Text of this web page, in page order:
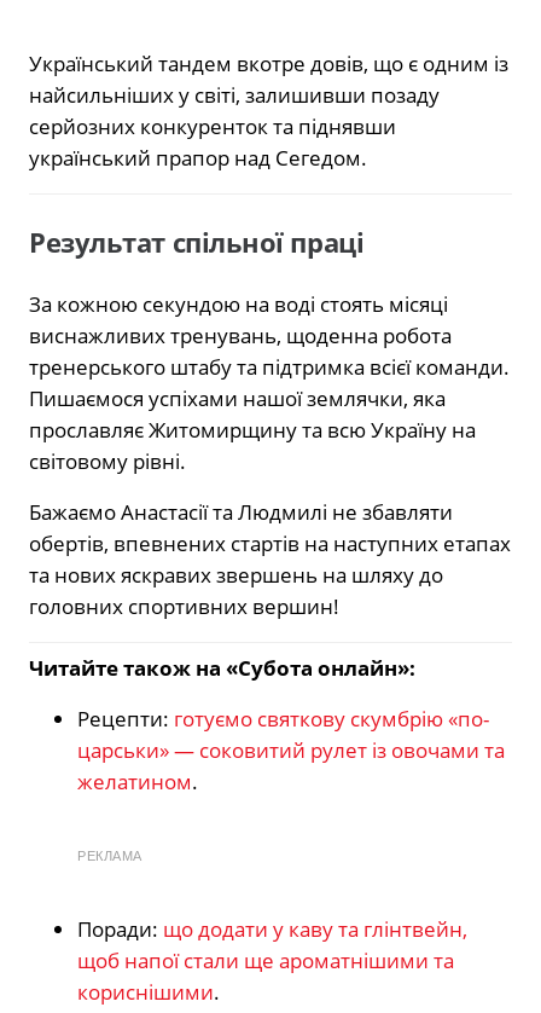
Український тандем вкотре довів, що є одним із
найсильніших у світі, залишивши позаду
серйозних конкуренток та піднявши
український прапор над Сегедом.
Результат спільної праці
За кожною секундою на воді стоять місяці
виснажливих тренувань, щоденна робота
тренерського штабу та підтримка всієї команди.
Пишаємося успіхами нашої землячки, яка
прославляє Житомирщину та всю Україну на
світовому рівні.
Бажаємо Анастасії та Людмилі не збавляти
обертів, впевнених стартів на наступних етапах
та нових яскравих звершень на шляху до
головних спортивних вершин!
Читайте також на «Субота онлайн»:
Рецепти: готуємо святкову скумбрію «по-
царськи» — соковитий рулет із овочами та
желатином.
РЕКЛАМА
Поради: що додати у каву та глінтвейн,
щоб напої стали ще ароматнішими та
кориснішими.